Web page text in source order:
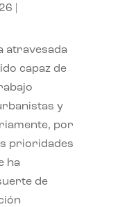
atravesada
capaz de
y
por
prioridades
ha
de